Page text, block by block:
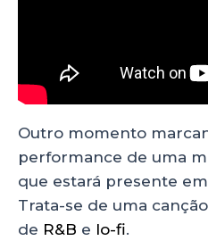
Outro momento
performance de uma
que estará presente
Trata-se de uma
de R&B e lo-fi.